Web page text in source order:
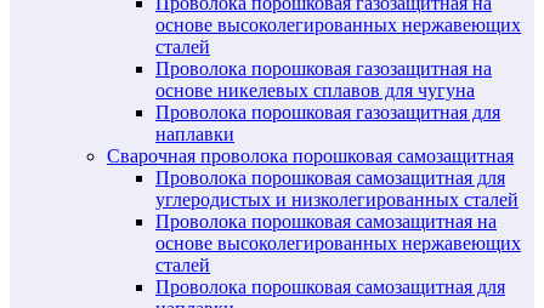
основе высоколегированных нержавеющих
сталей
Проволока порошковая газозащитная на
основе никелевых сплавов для чугуна
Проволока порошковая газозащитная для
наплавки
Сварочная проволока порошковая самозащитная
Проволока порошковая самозащитная для
углеродистых и низколегированных сталей
Проволока порошковая самозащитная на
основе высоколегированных нержавеющих
сталей
Проволока порошковая самозащитная для